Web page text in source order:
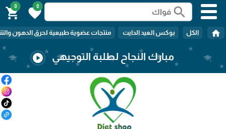
search
0
favorite
0
shopping_cart
home الكل بوكس العيد الدايت منتجات عضوية طبيعية لحرق الدهون
مبارك النجاح لطلبة التوجيهي play_circle